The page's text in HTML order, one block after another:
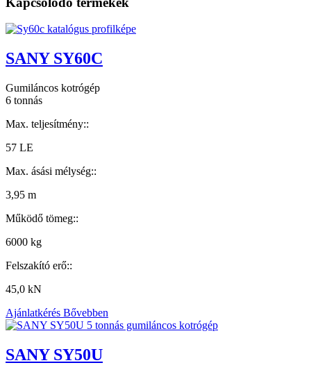
SANY SY60C
Gumiláncos kotrógép
6 tonnás
Max. teljesítmény::
57 LE
Max. ásási mélység::
3,95 m
Működő tömeg::
6000 kg
Felszakító erő::
45,0 kN
Ajánlatkérés Bővebben
SANY SY50U